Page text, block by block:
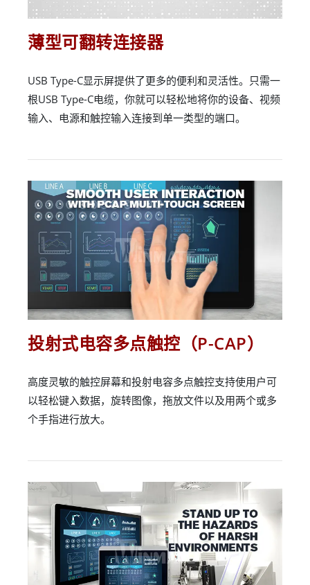
薄型可翻转连接器
USB Type-C显示屏提供了更多的便利和灵活性。只需一
根USB Type-C电缆，你就可以轻松地将你的设备、视频
输入、电源和触控输入连接到单一类型的端口。
投射式电容多点触控（P-CAP）
高度灵敏的触控屏幕和投射电容多点触控支持使用户可
以轻松键入数据，旋转图像，拖放文件以及用两个或多
个手指进行放大。